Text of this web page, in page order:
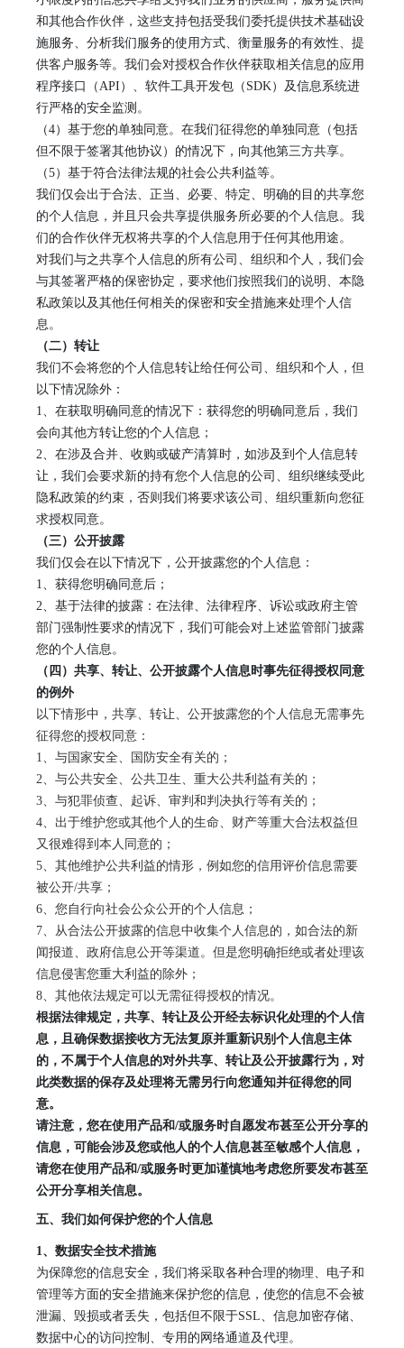
和其他合作伙伴，这些支持包括受我们委托提供技术基础设
施服务、分析我们服务的使用方式、衡量服务的有效性、提
供客户服务等。我们会对授权合作伙伴获取相关信息的应用
程序接口（API）、软件工具开发包（SDK）及信息系统进
行严格的安全监测。
（4）基于您的单独同意。在我们征得您的单独同意（包括
但不限于签署其他协议）的情况下，向其他第三方共享。
（5）基于符合法律法规的社会公共利益等。
我们仅会出于合法、正当、必要、特定、明确的 目的共享您
的个人信息，并且只会共享提供服务所必要的个人信息。我
们的合作伙伴无权将共享的个人信息用于任何其他用途。
对我们与之共享个人信息的所有公司、组织和个人，我们会
与其签署严格的保密协定，要求他们按照我们的说明、本隐
私政策以及其他任何相关的保密和安全措施来处理个人信
息。
（二）转让
我们不会将您的个人信息转让给任何公司、组织和个人，但
以下情况除外：
1、 在获取明确同意的情况下：获得您的明确同意后，我们
会向其他方转让您的个人信息；
2、 在涉及合并、收购或破产清算时，如涉及到个人信息转
让，我们会要求新的持有您个人信息的公司、组织继续受此
隐私政策的约束，否则我们将要求该公司、组织重新向您征
求授权同意。
（三）公开披露
我们仅会在以下情况下，公开披露您的个人信息：
1、 获得您明确同意后；
2、 基于法律的披露：在法律、法律程序、诉讼或政府主管
部门强制性要求的情况下，我们可能会对上述监管部门披露
您的个人信息。
（ 四 ） 共享、转让、公开披露个人信息时事先征得授权同意
的例外
以下情形中，共享、转让、公开披露您的个人信息无需事先
征得您的授权同意：
1、与国家安全、国防安全有关的；
2、与公共安全、公共卫生、重大公共利益有关的；
3、与犯罪侦查、起诉、审判和判决执行等有关的；
4、出于维护您或其他个人的生命、财产等重大合法权益但
又很难得到本人同意的；
5、其他维护公共利益的情形，例如您的信用评价信息需要
被公开/共享；
6、您自行向社会公众公开的个人信息；
7、从合法公开披露的信息中收集个人信息的，如合法的新
闻报道、政府信息公开等渠道。但是您明确拒绝或者处理该
信息侵害您重大利益的除外；
8、其他依法规定可以无需征得授权的情况。
根据法律规定，共享、转让及公开经去标识化处理的个人信
息，且确保数据接收方无法复原并重新识别个人信息主体
的，不属于个人信息的对外共享、转让及公开披露行为，对
此类数据的保存及处理将无需另行向您通知并征得您的同
意。
请注意，您在使用产品和/或服务时自愿发布甚至公开分享的
信息，可能会涉及您或他人的个人信息甚至敏感个人信息，
请您在使用产品和/或服务时更加谨慎地考虑您所要发布甚至
公开分享相关信息。
五、我们如何保护您的个人信息
1、 数据安全技术措施
为保障您的信息安全，我们将采取各种合理的物理、电子和
管理等方面的安全措施来保护您的信息，使您的信息不会被
泄漏、毁损或者丢失，包括但不限于SSL、信息加密存储、
数据中心的访问控制、专用的网络通道及代理。